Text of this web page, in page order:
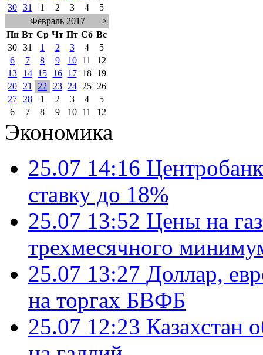
30 31 1 2 3 4
5
Февраль 2017
>
Пн Вт Ср Чт Пт Сб Вс
30 31 1 2 3 4
5
6
7 8 9 10 11
12
13
14 15 16 17 18
19
20
21 22 23 24 25
26
27
28 1 2 3 4
5
6
7 8 9 10 11 12
Экономика
25.07 14:16
ставку до 18%
25.07 13:52 Цены на
трехмесячного
25.07 13:27 Доллар,
на торгах БВФБ
25.07 12:23 Казахстан